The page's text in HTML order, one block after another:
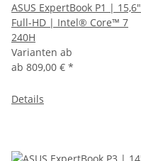
ASUS ExpertBook P1 | 15,6"
Full-HD | Intel® Core™ 7
240H
Varianten ab
ab 809,00 € *
Details